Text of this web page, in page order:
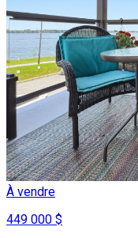
À vendre
449 000 $